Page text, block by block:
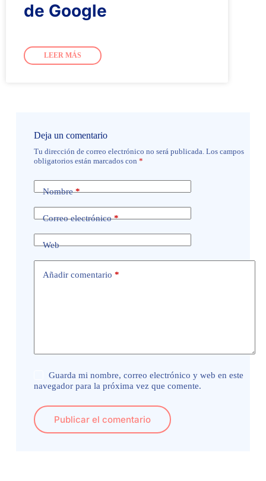
de Google
LEER MÁS
Deja un comentario
Tu dirección de correo electrónico no será publicada. Los campos
obligatorios están marcados con *
Nombre*
Correo electrónico*
Web
Añadir comentario *
Guarda mi nombre, correo electrónico y web en este
navegador para la próxima vez que comente.
Publicar el comentario